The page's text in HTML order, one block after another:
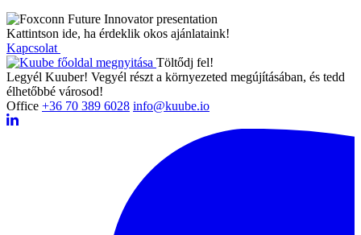
Kattintson ide, ha érdeklik okos ajánlataink!
Kapcsolat
Töltődj fel!
Legyél Kuuber! Vegyél részt a környezeted megújításában, és tedd
élhetőbbé városod!
Office +36 70 389 6028 info@kuube.io